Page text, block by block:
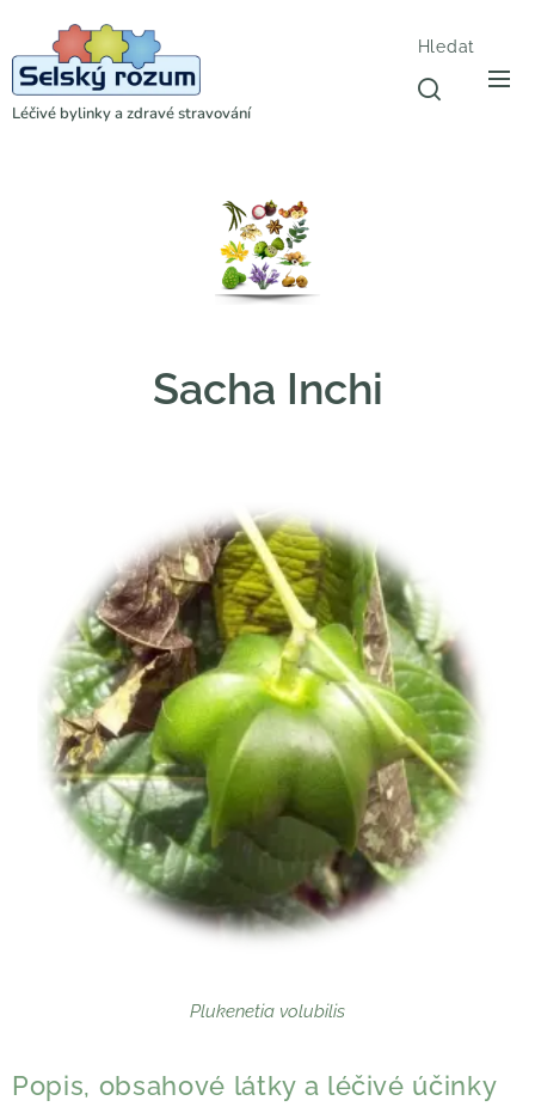
Léčivé bylinky a zdravé stravování
Hledat
Sacha Inchi
Plukenetia volubilis
Popis, obsahové látky a léčivé účinky